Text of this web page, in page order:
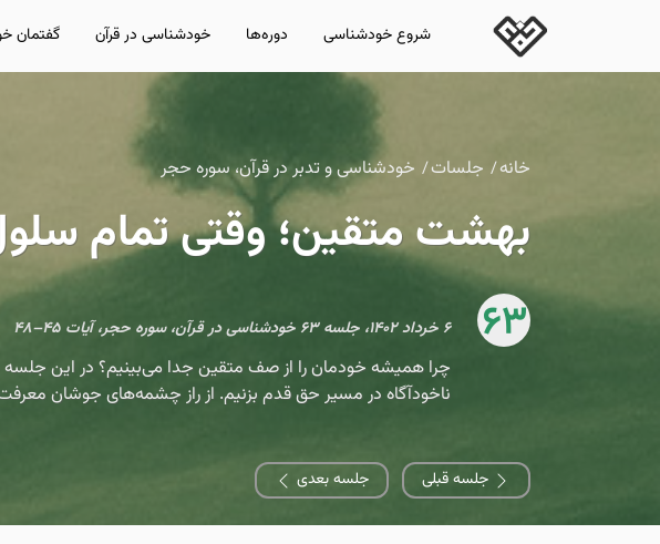
شروع خودشناسی دوره‌ها خودشناسی در قرآن گفتمان
خانه جلسات خودشناسی و تدبر در قرآن، سوره حجر
بهشت متقین؛ وقتی تمام
63 ۶ خرداد ۱۴۰۲، جلسه ۶۳ خودشناسی در قرآن، سوره حجر، آیات ۴۵–۴۸
چرا همیشه خودمان را از صف متقین جدا می‌بینیم؟ در این جلسه
ناخودآگاه در مسیر حق قدم بزنیم. از راز چشمه‌های جوشان
جلسه قبلی جلسه بعدی